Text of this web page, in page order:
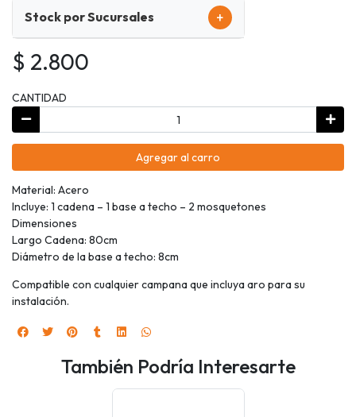
Stock por Sucursales +
$ 2.800
CANTIDAD
Agregar al carro
Material: Acero
Incluye: 1 cadena – 1 base a techo – 2 mosquetones
Dimensiones
Largo Cadena: 80cm
Diámetro de la base a techo: 8cm
Compatible con cualquier campana que incluya aro para su
instalación.
También Podría Interesarte